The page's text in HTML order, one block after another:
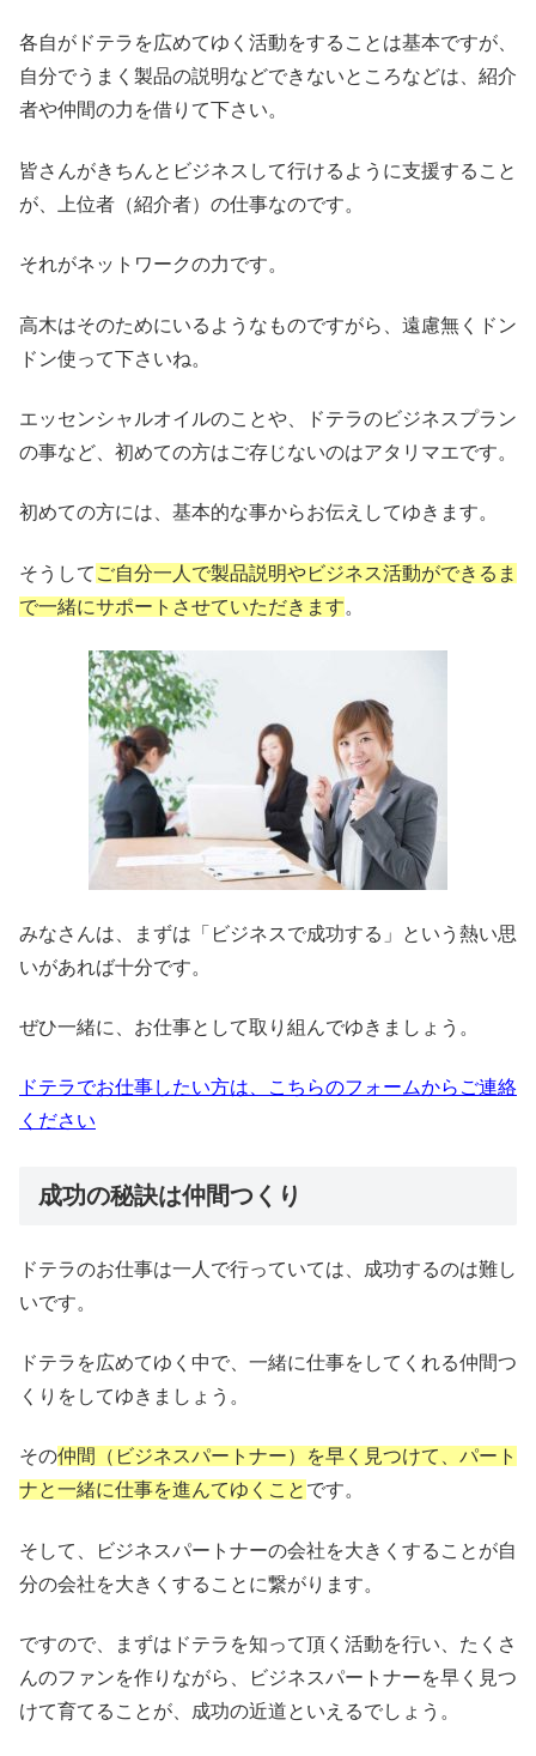
各自がドテラを広めてゆく活動をすることは基本ですが、
自分でうまく製品の説明などできないところなどは、紹介
者や仲間の力を借りて下さい。
皆さんがきちんとビジネスして行けるように支援すること
が、上位者（紹介者）の仕事なのです。
それがネットワークの力です。
高木はそのためにいるようなものですがら、遠慮無くドン
ドン使って下さいね。
エッセンシャルオイルのことや、ドテラのビジネスプラン
の事など、初めての方はご存じないのはアタリマエです。
初めての方には、基本的な事からお伝えしてゆきます。
そうして ご自分一人で製品説明やビジネス活動ができるま
で一緒にサポートさせていただきます。
みなさんは、まずは「ビジネスで成功する」という熱い思
いがあれば十分です。
ぜひ一緒に、お仕事として取り組んでゆきましょう。
ドテラでお仕事したい方は、こちらのフォームからご連絡
ください
成功の秘訣は仲間つくり
ドテラのお仕事は一人で行っていては、成功するのは難し
いです。
ドテラを広めてゆく中で、一緒に仕事をしてくれる仲間つ
くりをしてゆきましょう。
その仲間（ビジネスパートナー）を早く見つけて、パート
ナと一緒に仕事を進んてゆくこと です。
そして、ビジネスパートナーの会社を大きくすることが自
分の会社を大きくすることに繋がります。
ですので、まずはドテラを知って頂く活動を行い、たくさ
んのファンを作りながら、ビジネスパートナーを早く見つ
けて育てることが、成功の近道といえるでしょう。